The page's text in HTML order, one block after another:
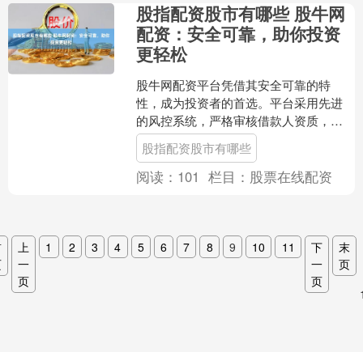
股指配资股市有哪些 股牛网
配资：安全可靠，助你投资
更轻松
股牛网配资平台凭借其安全可靠的特
性，成为投资者的首选。平台采用先进
的风控系统，严格审核借款人资质，确
保资金安全。同时，平台提供多种配资
杠杆，满足不同投资者的需求....
股指配资股市有哪些
阅读： 101 栏目： 股票在线配资
上
一
页
1 2 3 4 5 6 7 8 9 10 11
下
一
页
末
页